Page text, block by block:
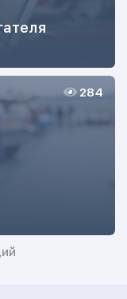
284